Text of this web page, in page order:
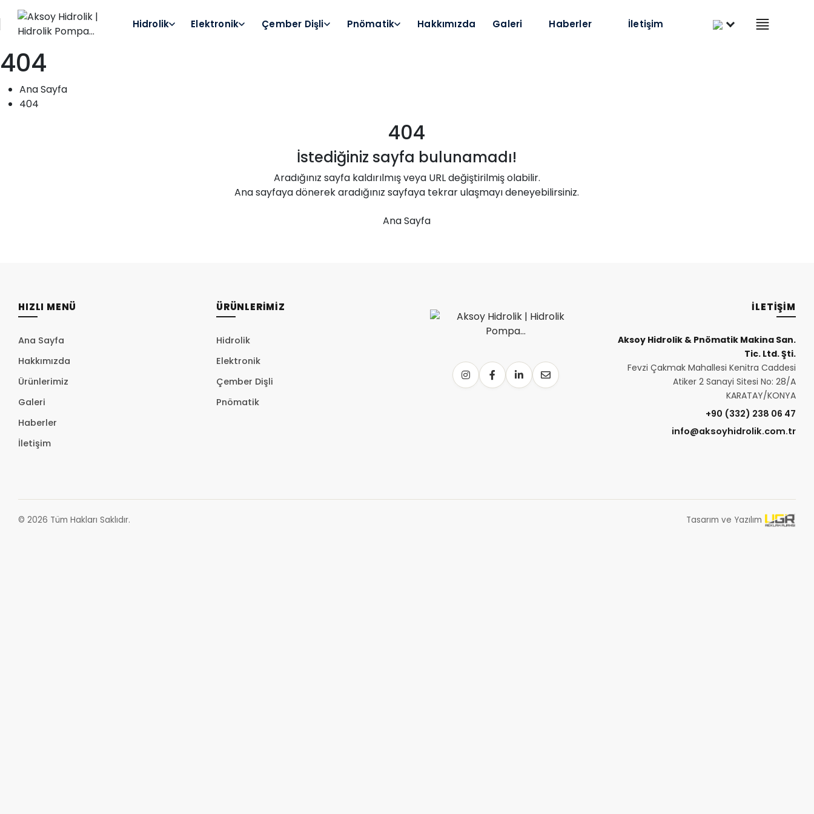
Hidrolik Elektronik Çember Dişli Pnömatik Hakkımızda Galeri Haberler İletişim Türkçe
+90 (332) 238 06 47
Çember Dişli
Copyright © 2025 Tüm hakları gizli ve saklıdır.
404
Ana Sayfa
404
404
İstediğiniz sayfa bulunamadı!
Aradığınız sayfa kaldırılmış veya URL değiştirilmiş olabilir.
Ana sayfaya dönerek aradığınız sayfaya tekrar ulaşmayı deneyebilirsiniz.
Ana Sayfa
HIZLI MENÜ
Ana Sayfa
Hakkımızda
Ürünlerimiz
Galeri
Haberler
İletişim
ÜRÜNLERİMİZ
Hidrolik
Elektronik
Çember Dişli
Pnömatik
İLETİŞİM
Aksoy Hidrolik & Pnömatik Makina San.
Tic. Ltd. Şti.
Fevzi Çakmak Mahallesi Kenitra Caddesi
Atiker 2 Sanayi Sitesi No: 28/A
KARATAY/KONYA
+90 (332) 238 06 47
info@aksoyhidrolik.com.tr
© 2026 Tüm Hakları Saklıdır. Tasarım ve Yazılım